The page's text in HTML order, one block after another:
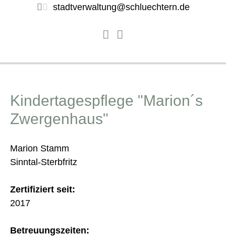
stadtverwaltung@schluechtern.de
Kindertagespflege "Marion´s
Zwergenhaus"
Marion Stamm
Sinntal-Sterbfritz
Zertifiziert seit:
2017
Betreuungszeiten: